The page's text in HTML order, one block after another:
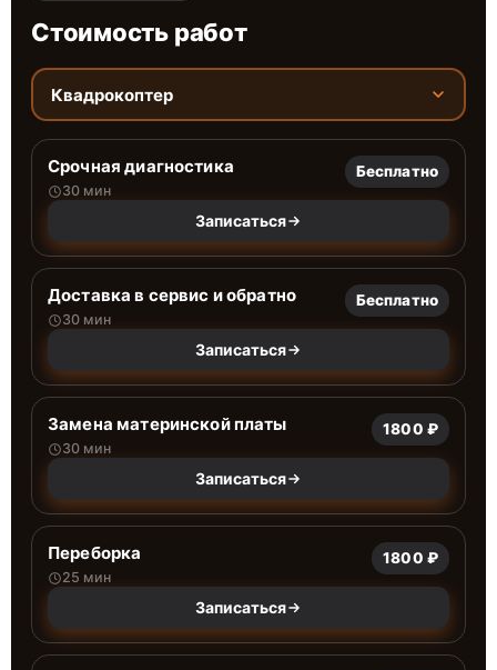
Стоимость работ
Квадрокоптер
Срочная диагностика
30 мин
Бесплатно
Записаться
Доставка в сервис и обратно
30 мин
Бесплатно
Записаться
Замена материнской платы
30 мин
1800 ₽
Записаться
Переборка
25 мин
1800 ₽
Записаться